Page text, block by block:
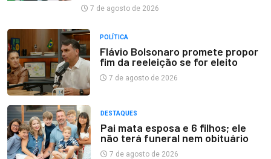
7 de agosto de 2026
POLÍTICA
Flávio Bolsonaro promete propor
fim da reeleição se for eleito
7 de agosto de 2026
DESTAQUES
Pai mata esposa e 6 filhos; ele
não terá funeral nem obituário
7 de agosto de 2026